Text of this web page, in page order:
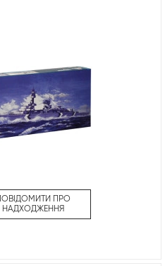
ПОВІДОМИТИ ПРО
НАДХОДЖЕННЯ